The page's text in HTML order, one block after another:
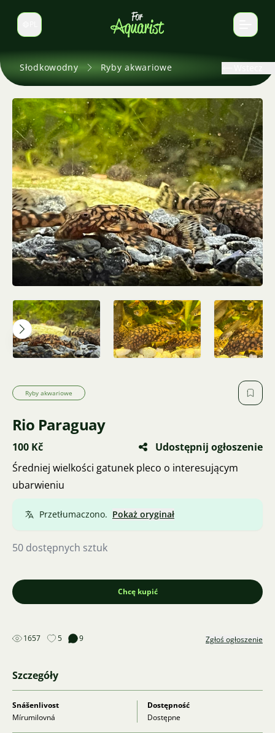
Zmień język
Słodkowodny Ryby akwariowe
Ryby akwariowe
Rio Paraguay
100 Kč
Udostępnij ogłoszenie
Średniej wielkości gatunek pleco o interesującym
ubarwieniu
Przetłumaczono. Pokaż oryginał
50 dostępnych sztuk
Chcę kupić
1657 5 9 Zgłoś ogłoszenie
Szczegóły
Snášenlivost
Mírumilovná
Dostępność
Dostępne